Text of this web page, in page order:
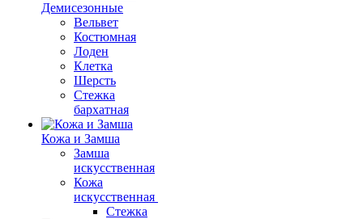
Демисезонные
Вельвет
Костюмная
Лоден
Клетка
Шерсть
Стежка
бархатная
Кожа и Замша
Замша
искусственная
Кожа
искусственная
Стежка